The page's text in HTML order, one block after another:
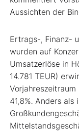
Aussichten der
Ertrags-, Finanz-
wurden auf
Umsatzerlöse in
14.781 TEUR)
41,8%. Anders